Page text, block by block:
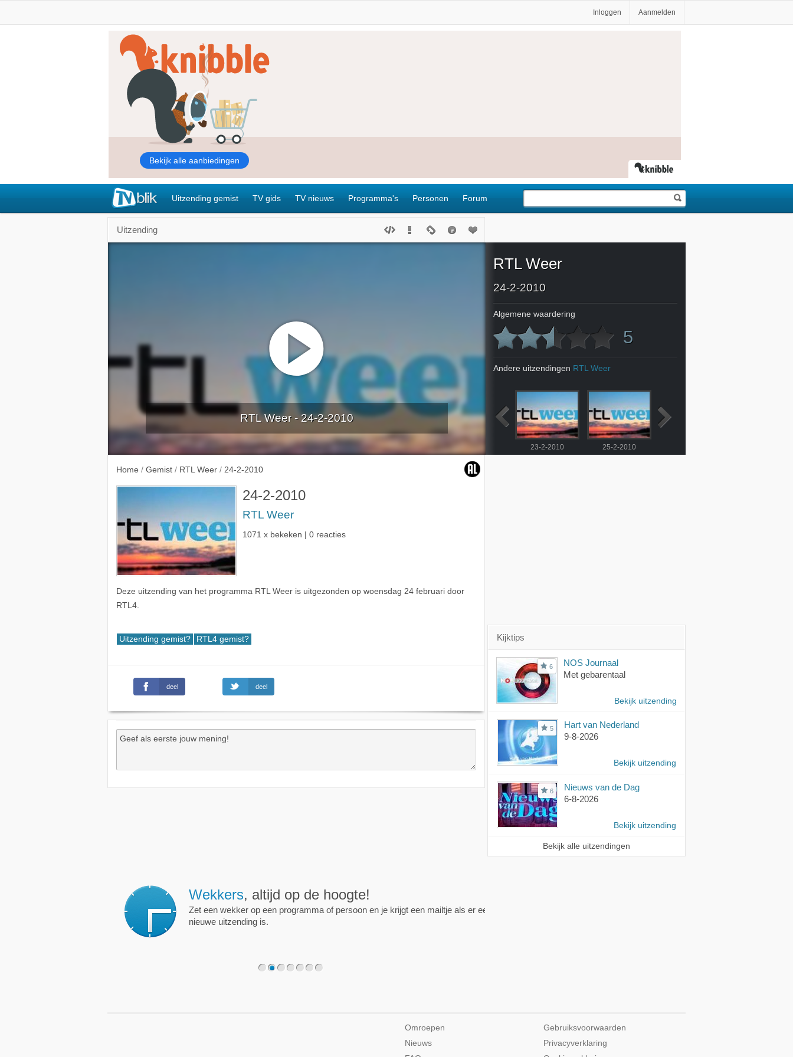
Inloggen Aanmelden
Uitzending gemist TV gids TV nieuws Programma's Personen Forum
Uitzending
RTL Weer - 24-2-2010
Home / Gemist / RTL Weer / 24-2-2010
24-2-2010
RTL Weer
1071 x bekeken | 0 reacties
Deze uitzending van het programma RTL Weer is uitgezonden op woensdag 24 februari door
RTL4.
Uitzending gemist? RTL4 gemist?
deel deel
RTL Weer
24-2-2010
Algemene waardering
5
Andere uitzendingen RTL Weer
20-2-2010 23-2-2010 25-2-2010
Kijktips
6
NOS Journaal
Met gebarentaal
Bekijk uitzending
5
Hart van Nederland
9-8-2026
Bekijk uitzending
6
Nieuws van de Dag
6-8-2026
Bekijk uitzending
Bekijk alle uitzendingen
Wekkers, altijd op de hoogte!
Zet een wekker op een programma of persoon en je krijgt een mailtje als er een
nieuwe uitzending is.
Omroepen
Nieuws
Gebruiksvoorwaarden
Privacyverklaring